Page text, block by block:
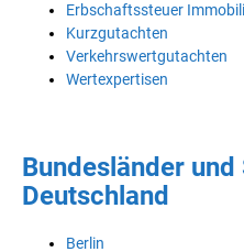
Erbschaftssteuer
Kurzgutachten
Verkehrswertgutachten
Wertexpertisen
Bundesländer
Deutschland
Berlin